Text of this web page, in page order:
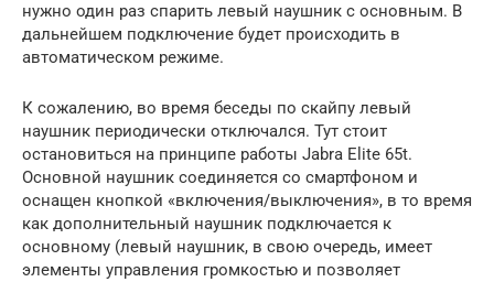
нужно один раз спарить левый наушник с основным. В
дальнейшем подключение будет происходить в
автоматическом режиме.
К сожалению, во время беседы по скайпу левый
наушник периодически отключался. Тут стоит
остановиться на принципе работы Jabra Elite 65t.
Основной наушник соединяется со смартфоном и
оснащен кнопкой «включения/выключения», в то время
как дополнительный наушник подключается к
основному (левый наушник, в свою очередь, имеет
элементы управления громкостью и позволяет